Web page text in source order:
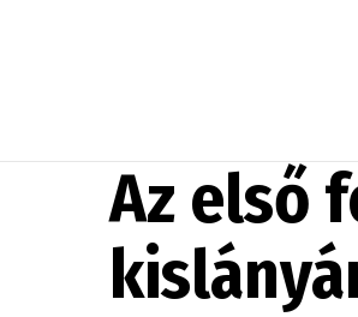
Az első